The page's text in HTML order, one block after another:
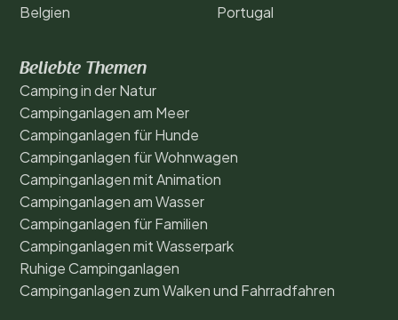
Belgien
Portugal
Beliebte Themen
Camping in der Natur
Campinganlagen am Meer
Campinganlagen für Hunde
Campinganlagen für Wohnwagen
Campinganlagen mit Animation
Campinganlagen am Wasser
Campinganlagen für Familien
Campinganlagen mit Wasserpark
Ruhige Campinganlagen
Campinganlagen zum Walken und Fahrradfahren